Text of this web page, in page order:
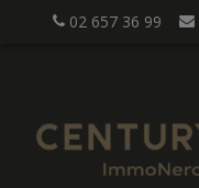
02 657 36 99